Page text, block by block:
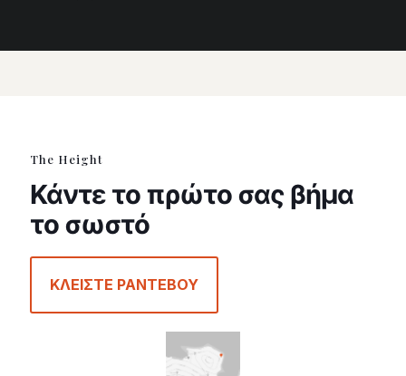
The Height
Κάντε το πρώτο σας βήμα
το σωστό
ΚΛΕΙΣΤΕ ΡΑΝΤΕΒΟΥ